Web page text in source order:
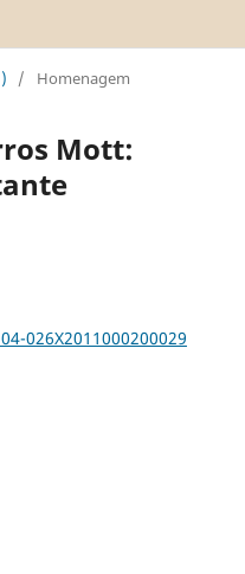
/ Homenagem
Mott:
026X2011000200029